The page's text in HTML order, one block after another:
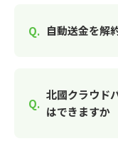
自動送金を解
北國クラウド
はできますか